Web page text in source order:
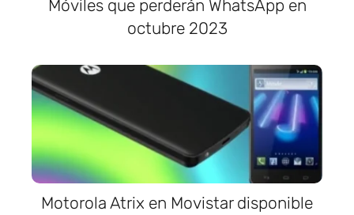
Móviles que perderán WhatsApp en
octubre 2023
Motorola Atrix en Movistar disponible